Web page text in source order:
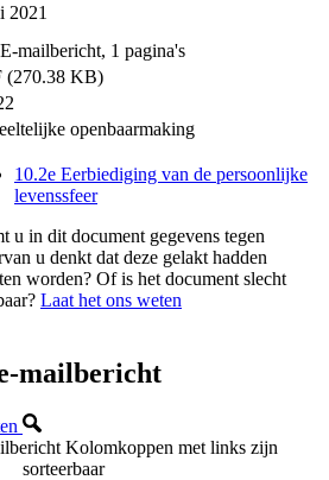
2021
E-mailbericht, 1 pagina's
(270.38 KB)
openbaarmaking
10.2e Eerbiediging van de persoonlijke
levenssfeer
u in dit document gegevens tegen
u denkt dat deze gelakt hadden
worden? Of is het document slecht
Laat het ons weten
mailbericht
Kolomkoppen met links zijn
sorteerbaar